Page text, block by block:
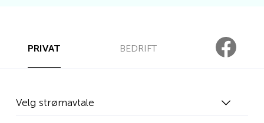
PRIVAT BEDRIFT
Velg strømavtale